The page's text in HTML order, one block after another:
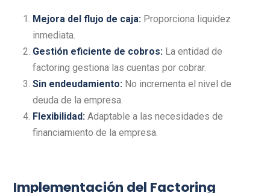
Mejora del flujo de caja: Proporciona liquidez
inmediata.
Gestión eficiente de cobros: La entidad de
factoring gestiona las cuentas por cobrar.
Sin endeudamiento: No incrementa el nivel de
deuda de la empresa.
Flexibilidad: Adaptable a las necesidades de
financiamiento de la empresa.
Implementación del Factoring